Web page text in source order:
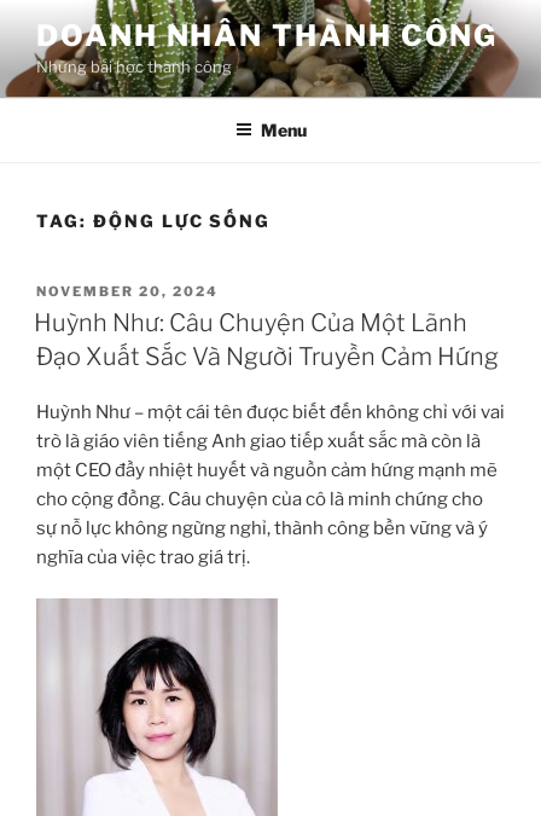
content
DOANH NHÂN THÀNH CÔNG
Những bài học thành công
Menu
TAG: ĐỘNG LỰC SỐNG
POSTED
ON
NOVEMBER 20, 2024
Huỳnh Như: Câu Chuyện Của Một Lãnh
Đạo Xuất Sắc Và Người Truyền Cảm Hứng
Huỳnh Như – một cái tên được biết đến không chỉ với vai
trò là giáo viên tiếng Anh giao tiếp xuất sắc mà còn là
một CEO đầy nhiệt huyết và nguồn cảm hứng mạnh mẽ
cho cộng đồng. Câu chuyện của cô là minh chứng cho
sự nỗ lực không ngừng nghỉ, thành công bền vững và ý
nghĩa của việc trao giá trị.